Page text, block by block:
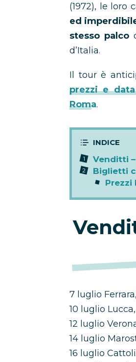
(1972), le loro
ed
stesso palco
d’Italia.
Il tour è
prezzi e
Roma.
Venditti
Biglietti
7 luglio
10 luglio
12 luglio
14 luglio
16 luglio